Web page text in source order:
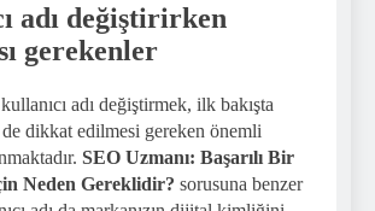
adı değiştirirken
gerekenler
adı değiştirmek, ilk bakışta
dikkat edilmesi gereken önemli
SEO Uzmanı: Başarılı Bir
Neden Gereklidir? sorusuna benzer